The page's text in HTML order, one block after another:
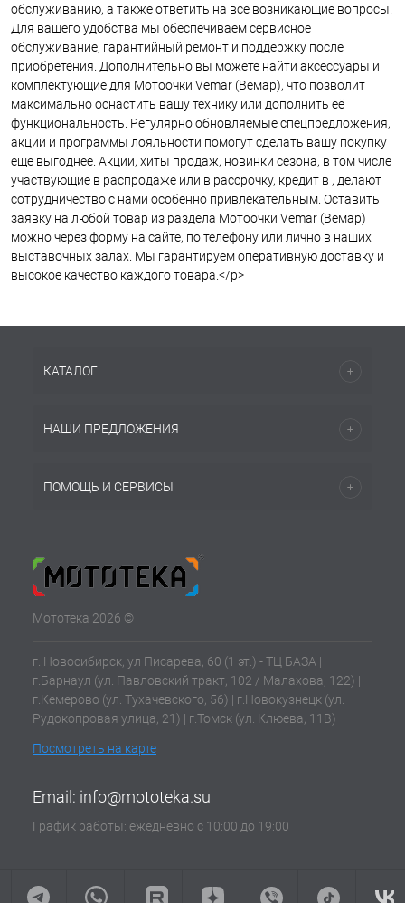
обслуживанию, а также ответить на все возникающие вопросы.
Для вашего удобства мы обеспечиваем сервисное
обслуживание, гарантийный ремонт и поддержку после
приобретения. Дополнительно вы можете найти аксессуары и
комплектующие для Мотоочки Vemar (Вемар), что позволит
максимально оснастить вашу технику или дополнить её
функциональность. Регулярно обновляемые спецпредложения,
акции и программы лояльности помогут сделать вашу покупку
еще выгоднее. Акции, хиты продаж, новинки сезона, в том числе
участвующие в распродаже или в рассрочку, кредит в , делают
сотрудничество с нами особенно привлекательным. Оставить
заявку на любой товар из раздела Мотоочки Vemar (Вемар)
можно через форму на сайте, по телефону или лично в наших
выставочных залах. Мы гарантируем оперативную доставку и
высокое качество каждого товара.</p>
КАТАЛОГ
НАШИ ПРЕДЛОЖЕНИЯ
ПОМОЩЬ И СЕРВИСЫ
Мототека 2026 ©
г. Новосибирск, ул Писарева, 60 (1 эт.) - ТЦ БАЗА |
г.Барнаул (ул. Павловский тракт, 102 / Малахова, 122) |
г.Кемерово (ул. Тухачевского, 56) | г.Новокузнецк (ул.
Рудокопровая улица, 21) | г.Томск (ул. Клюева, 11В)
Посмотреть на карте
Email: info@mototeka.su
График работы: ежедневно с 10:00 до 19:00